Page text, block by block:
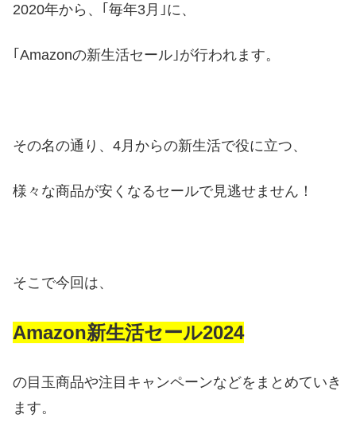
2020年から、｢毎年3月｣に、
｢Amazonの新生活セール｣が行われます。
その名の通り、4月からの新生活で役に立つ、
様々な商品が安くなるセールで見逃せません！
そこで今回は、
Amazon新生活セール2024
の目玉商品や注目キャンペーンなどをまとめていき
ます。